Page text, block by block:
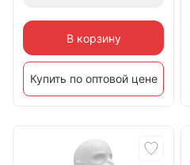
В корзину
Купить по оптовой цене